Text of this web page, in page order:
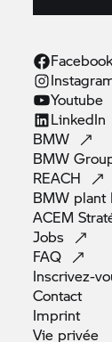
Facebook
Youtube
LinkedIn
BMW
BMW
REACH
BMW plant
ACEM
Jobs
FAQ
Inscrivez-
Contact
Imprint
Vie privée